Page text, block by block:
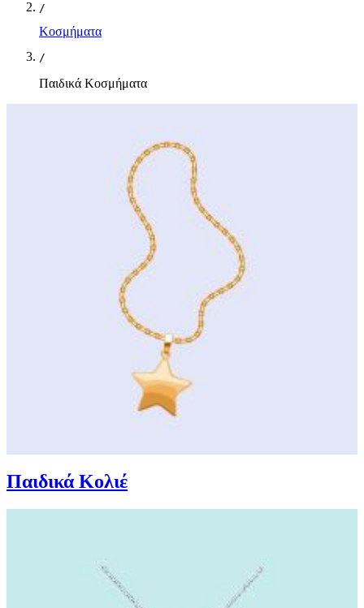
/
Κοσμήματα
/
Παιδικά Κοσμήματα
Παιδικά Κολιέ